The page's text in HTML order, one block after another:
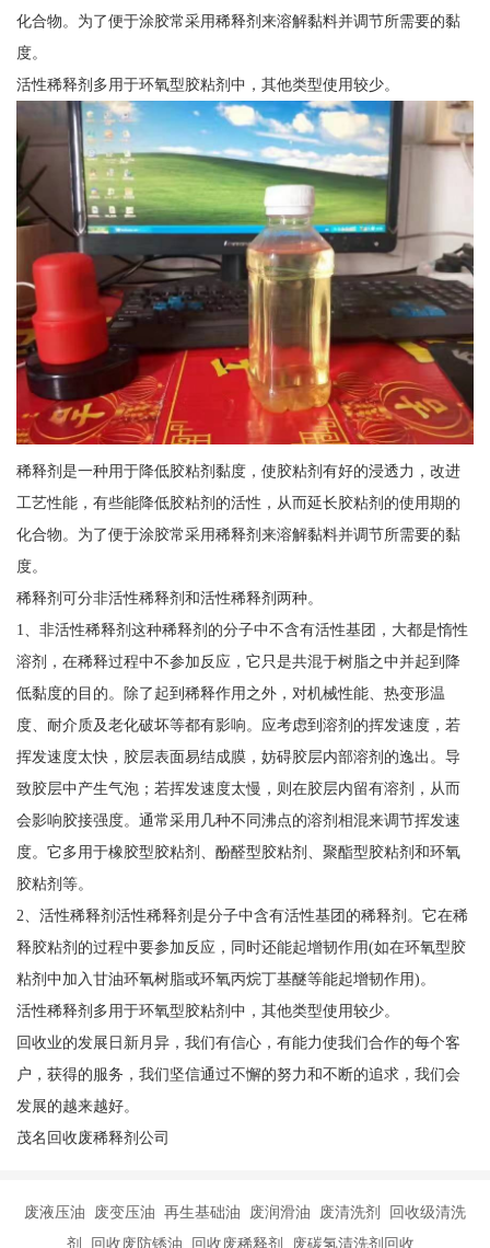
化合物。为了便于涂胶常采用稀释剂来溶解黏料并调节所需要的黏
度。
活性稀释剂多用于环氧型胶粘剂中，其他类型使用较少。
稀释剂是一种用于降低胶粘剂黏度，使胶粘剂有好的浸透力，改进
工艺性能，有些能降低胶粘剂的活性，从而延长胶粘剂的使用期的
化合物。为了便于涂胶常采用稀释剂来溶解黏料并调节所需要的黏
度。
稀释剂可分非活性稀释剂和活性稀释剂两种。
1、非活性稀释剂这种稀释剂的分子中不含有活性基团，大都是惰性
溶剂，在稀释过程中不参加反应，它只是共混于树脂之中并起到降
低黏度的目的。除了起到稀释作用之外，对机械性能、热变形温
度、耐介质及老化破坏等都有影响。应考虑到溶剂的挥发速度，若
挥发速度太快，胶层表面易结成膜，妨碍胶层内部溶剂的逸出。导
致胶层中产生气泡；若挥发速度太慢，则在胶层内留有溶剂，从而
会影响胶接强度。通常采用几种不同沸点的溶剂相混来调节挥发速
度。它多用于橡胶型胶粘剂、酚醛型胶粘剂、聚酯型胶粘剂和环氧
胶粘剂等。
2、活性稀释剂活性稀释剂是分子中含有活性基团的稀释剂。它在稀
释胶粘剂的过程中要参加反应，同时还能起增韧作用(如在环氧型胶
粘剂中加入甘油环氧树脂或环氧丙烷丁基醚等能起增韧作用)。
活性稀释剂多用于环氧型胶粘剂中，其他类型使用较少。
回收业的发展日新月异，我们有信心，有能力使我们合作的每个客
户，获得的服务，我们坚信通过不懈的努力和不断的追求，我们会
发展的越来越好。
茂名回收废稀释剂公司
废液压油 废变压油 再生基础油 废润滑油 废清洗剂 回收级清洗
剂 回收废防锈油 回收废稀释剂 废碳氢清洗剂回收